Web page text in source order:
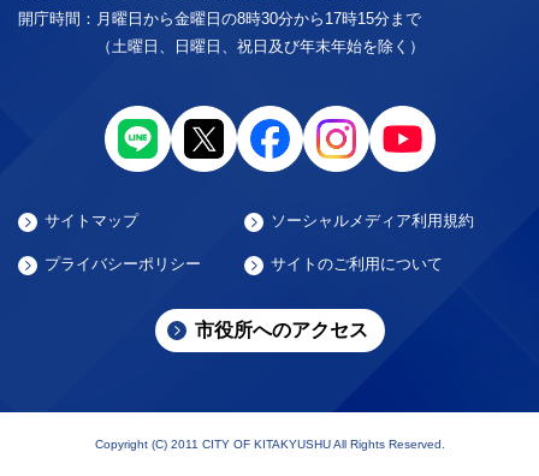
開庁時間： 月曜日から金曜日の8時30分から17時15分まで
（土曜日、日曜日、祝日及び年末年始を除く）
サイトマップ ソーシャルメディア利用規約
プライバシーポリシー サイトのご利用について
市役所へのアクセス
Copyright (C) 2011 CITY OF KITAKYUSHU All Rights Reserved.